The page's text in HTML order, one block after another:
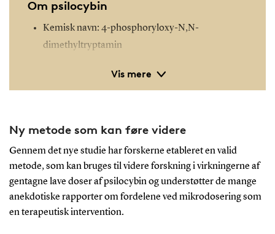
Vis mere
Om psilocybin
Kemisk navn: 4-phosphoryloxy-N,N-
dimethyltryptamin
psykoaktiv forbindelse, der findes i over 200
psylocobin.
Psilocybin har været brugt i religiøse og
ceremonielle sammenhænge af forskellige
kulturer i århundreder, især blandt indfødte
amerikanske stammer.
Psilocybin omdannes til psilocin i kroppen,
Ny metode som kan føre videre
Gennem det nye studie har forskerne etableret en valid
metode, som kan bruges til videre forskning i virkningerne af
gentagne lave doser af psilocybin og understøtter de mange
anekdotiske rapporter om fordelene ved mikrodosering som
en terapeutisk intervention.